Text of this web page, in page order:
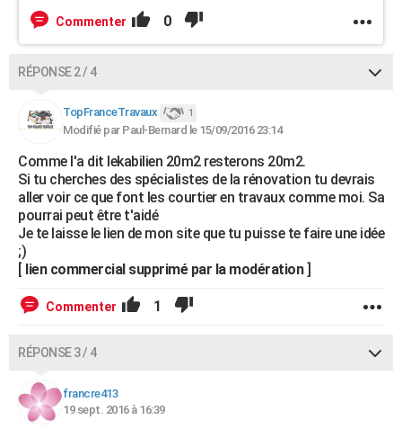
Commenter 0
RÉPONSE 2 / 4
TopFranceTravaux 1
Modifié par Paul-Bernard le 15/09/2016 23:14
Comme l'a dit lekabilien 20m2 resterons 20m2.
Si tu cherches des spécialistes de la rénovation tu devrais
aller voir ce que font les courtier en travaux comme moi. Sa
pourrai peut être t'aidé
Je te laisse le lien de mon site que tu puisse te faire une idée
;)
[ lien commercial supprimé par la modération]
Commenter 1
RÉPONSE 3 / 4
francre413
19 sept. 2016 à 16:39